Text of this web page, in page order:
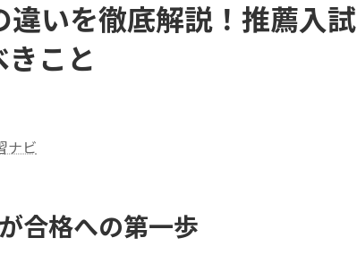
いを徹底解説！推薦入試
こと
ナビ
合格への第一歩